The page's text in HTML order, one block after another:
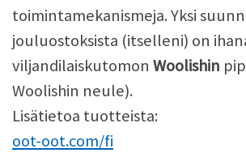
toimintamekanismeja. Yksi
jouluostoksista (itselleni) on
viljandilaiskutomon Woolishin
Woolishin neule).
Lisätietoa tuotteista:
oot-oot.com/fi